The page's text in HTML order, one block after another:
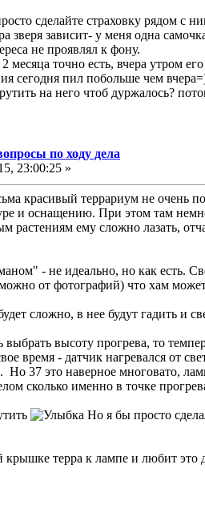
сделайте страховку рядом с
зверя зависит- у меня одна
не проявлял к фону.
месяца точно есть, вчера утром
сегодня пил побольше чем
на него чтоб дуржалось?
по ходу дела
23:00:25 »
красивый террариум не очень
и оснащению. При этом там
растениям ему сложно лазать,
- не идеально, но как есть.
от фотографий) что хам
сложно, в нее будут гадить и
выбрать высоту прогрева, то
время - датчик нагревался от
Но 37 это наверное многовато,
сколько именно в точке
Но я бы просто
крышке терра к лампе и любит